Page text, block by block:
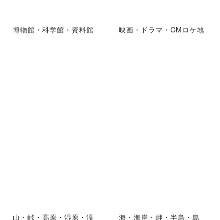
博物館・科学館・資料館 映画・ドラマ・CMロケ地
山・峠・高原・湿原・渓 海・海岸・岬・半島・島